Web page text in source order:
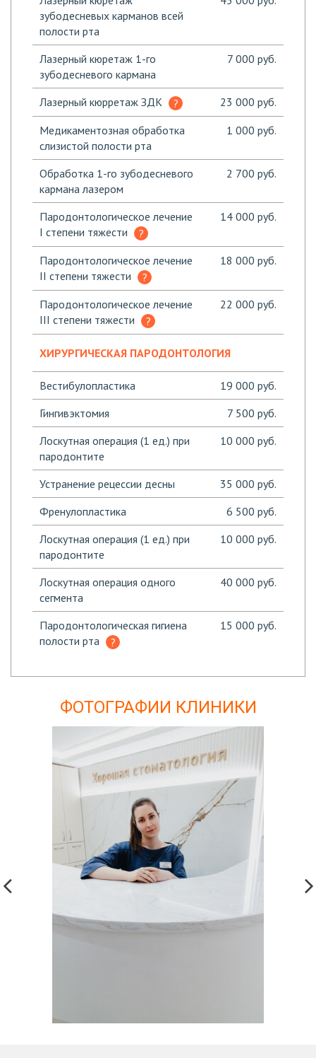
зубодесневых карманов всей
полости рта
Лазерный кюретаж 1-го
зубодесневого кармана
7 000 руб.
Лазерный кюрретаж ЗДК
23 000 руб.
Медикаментозная обработка
слизистой полости рта
1 000 руб.
Обработка 1-го зубодесневого
кармана лазером
2 700 руб.
Пародонтологическое лечение
I степени тяжести
14 000 руб.
Пародонтологическое лечение
II степени тяжести
18 000 руб.
Пародонтологическое лечение
III степени тяжести
22 000 руб.
ХИРУРГИЧЕСКАЯ ПАРОДОНТОЛОГИЯ
Вестибулопластика
19 000 руб.
Гингивэктомия
7 500 руб.
Лоскутная операция (1 ед.) при
пародонтите
10 000 руб.
Устранение рецессии десны
35 000 руб.
Френулопластика
6 500 руб.
Лоскутная операция (1 ед.) при
пародонтите
10 000 руб.
Лоскутная операция одного
сегмента
40 000 руб.
Пародонтологическая гигиена
полости рта
15 000 руб.
ФОТОГРАФИИ КЛИНИКИ